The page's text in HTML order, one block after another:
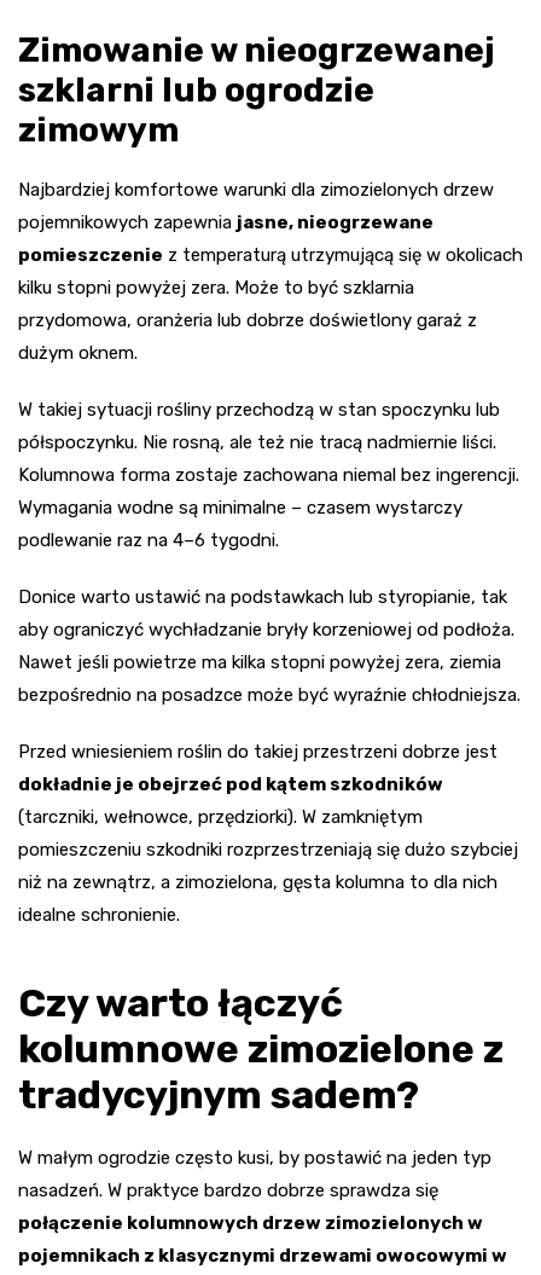
Zimowanie w nieogrzewanej
szklarni lub ogrodzie
zimowym
Najbardziej komfortowe warunki dla zimozielonych drzew
pojemnikowych zapewnia jasne, nieogrzewane
pomieszczenie z temperaturą utrzymującą się w okolicach
kilku stopni powyżej zera. Może to być szklarnia
przydomowa, oranżeria lub dobrze doświetlony garaż z
dużym oknem.
W takiej sytuacji rośliny przechodzą w stan spoczynku lub
półspoczynku. Nie rosną, ale też nie tracą nadmiernie liści.
Kolumnowa forma zostaje zachowana niemal bez ingerencji.
Wymagania wodne są minimalne – czasem wystarczy
podlewanie raz na 4–6 tygodni.
Donice warto ustawić na podstawkach lub styropianie, tak
aby ograniczyć wychładzanie bryły korzeniowej od podłoża.
Nawet jeśli powietrze ma kilka stopni powyżej zera, ziemia
bezpośrednio na posadzce może być wyraźnie chłodniejsza.
Przed wniesieniem roślin do takiej przestrzeni dobrze jest
dokładnie je obejrzeć pod kątem szkodników
(tarczniki, wełnowce, przędziorki). W zamkniętym
pomieszczeniu szkodniki rozprzestrzeniają się dużo szybciej
niż na zewnątrz, a zimozielona, gęsta kolumna to dla nich
idealne schronienie.
Czy warto łączyć
kolumnowe zimozielone z
tradycyjnym sadem?
W małym ogrodzie często kusi, by postawić na jeden typ
nasadzeń. W praktyce bardzo dobrze sprawdza się
połączenie kolumnowych drzew zimozielonych w
pojemnikach z klasycznymi drzewami owocowymi w